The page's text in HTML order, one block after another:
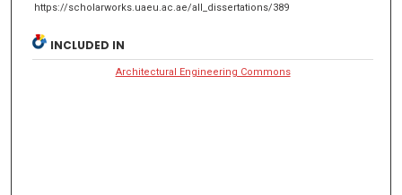
https://scholarworks.uaeu.ac.ae/all_dissertations/389
INCLUDED IN
Architectural Engineering Commons